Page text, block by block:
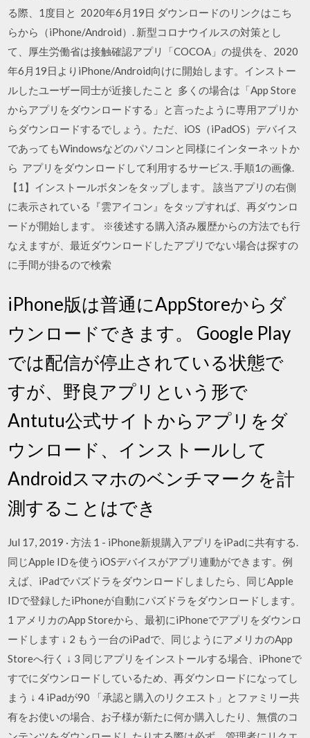
る際、1度目と 2020年6月19日 ダウンロードのリンクはこち
らから（iPhone/Android）. 新型コロナウイルスの対策とし
て、厚生労働省は接触確認アプリ「COCOA」の提供を、2020
年6月19日よりiPhone/Android向けに開始します。インストー
ルしたユーザー同士が近接したこと 多くの場合は「App Store
からアプリをダウンロードする」と言ったように専用アプリか
らダウンロードするでしょう。ただ、iOS（iPadOS）デバイス
であってもWindowsなどのパソコンと同様にインターネットか
ら アプリをダウンロードして利用するサービス. 手順1の画像.
【1】インストールボタンをタップします。 該当アプリの右側
に表示されている『雲アイコン』をタップすれば、再ダウンロ
ードが開始します。 ※後述する購入済み履歴からの方法でも行
なえますが、最近ダウンロードしたアプリでない場合は探すの
に手間が掛るので検索
iPhone版は普通にAppStoreからダ
ウンロードできます。 Google Play
では配信が停止されている状態で
すが、野良アプリという形で
Antutu公式サイトからアプリをダ
ウンロード、インストールして
Androidスマホのベンチマークを計
測することはでき
Jul 17, 2019 · 方法 1 - iPhone新規購入アプリをiPadに共有する.
同じApple IDを使うiOSデバイスがアプリ連動ができます。例
えば、iPadでパズドラをダウンロードしましたら、同じApple
IDで登録したiPhoneが自動にパズドラをダウンロードします。
1 アメリカのApp Storeから、最初にiPhoneでアプリをダウンロ
ードします ↓ 2 もう一台のiPadで、同じようにアメリカのApp
Storeへ行く ↓ 3 同じアプリをインストールする場合、iPhoneで
すでにダウンロードしているため、再ダウンロードになってし
まう ↓ 4 iPadが90 「承認と購入のリクエスト」とファミリー共
有をお使いの場合、お子様が新たに何か購入したり、無償のコ